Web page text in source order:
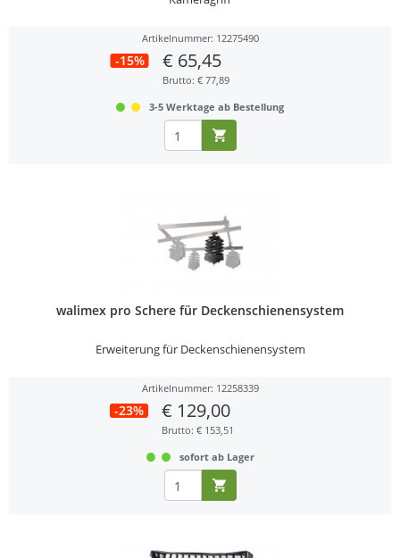
Artikelnummer: 12275490
-15% € 65,45
Brutto: € 77,89
3-5 Werktage ab Bestellung
walimex pro Schere für Deckenschienensystem
Erweiterung für Deckenschienensystem
Artikelnummer: 12258339
-23% € 129,00
Brutto: € 153,51
sofort ab Lager